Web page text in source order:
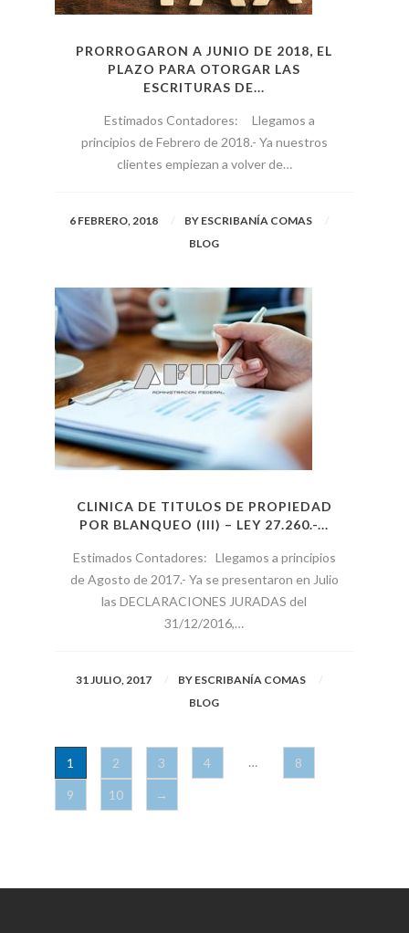
PRORROGARON A JUNIO DE 2018, EL
PLAZO PARA OTORGAR LAS
ESCRITURAS DE...
Estimados Contadores: Llegamos a
principios de Febrero de 2018.- Ya nuestros
clientes empiezan a volver de…
6 FEBRERO, 2018 BY ESCRIBANÍA COMAS
BLOG
CLINICA DE TITULOS DE PROPIEDAD
POR BLANQUEO (III) – LEY 27.260.-...
Estimados Contadores: Llegamos a principios
de Agosto de 2017.- Ya se presentaron en Julio
las DECLARACIONES JURADAS del
31/12/2016,…
31 JULIO, 2017 BY ESCRIBANÍA COMAS
BLOG
1 2 3 4 … 8
9 10 →